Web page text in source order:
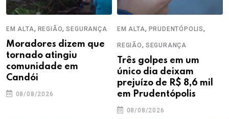
EM ALTA, REGIÃO,SEGURANÇA
Moradores dizem que
tornado atingiu
comunidade em
Candói
08/08/2026
EM ALTA, PRUDENTÓPOLIS,
REGIÃO, SEGURANÇA
Três golpes em um
único dia deixam
prejuízo de R$ 8,6 mil
em Prudentópolis
08/08/2026